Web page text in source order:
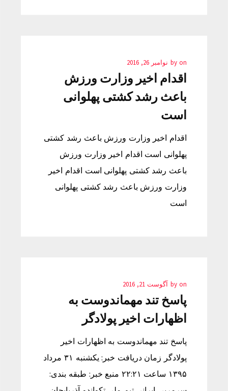
by on نوامبر 26, 2016
اقدام اخیر وزارت ورزش
باعث رشد کشتی پهلوانی
است
اقدام اخیر وزارت ورزش باعث رشد کشتی
پهلوانی است اقدام اخیر وزارت ورزش
باعث رشد کشتی پهلوانی است اقدام اخیر
وزارت ورزش باعث رشد کشتی پهلوانی
است
by on آگوست 21, 2016
پاسخ تند مهماندوست به
اظهارات اخیر پولادگر
پاسخ تند مهماندوست به اظهارات اخیر
پولادگر زمان دریافت خبر: یکشنبه ۳۱ مرداد
۱۳۹۵ ساعت ۲۲:۲۱ منبع خبر: طبقه بندی: